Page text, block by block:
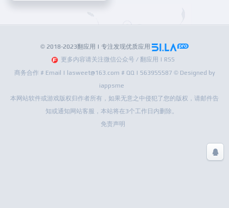
© 2018-2023翻应用 | 专注发现优质应用
更多内容请关注微信公众号 / 翻应用 | RSS
商务合作 # Email | lasweet@163.com # QQ | 563955587 © Designed by
iappsme
本网站软件或游戏版权归作者所有，如果无意之中侵犯了您的版权，请邮件告
知或通知网站客服，本站将在3个工作日内删除。
免责声明